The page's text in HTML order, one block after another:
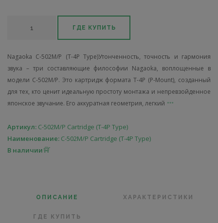
ГДЕ КУПИТЬ
Nagaoka C-502M/P (T-4P Type)Утонченность, точность и гармония
звука – три составляющие философии Nagaoka, воплощенные в
модели C-502M/P. Это картридж формата T-4P (P-Mount), созданный
для тех, кто ценит идеальную простоту монтажа и непревзойденное
японское звучание. Его аккуратная геометрия, легкий
Артикул: C-502M/P Cartridge (T-4P Type)
Наименование: C-502M/P Cartridge (T-4P Type)
В наличии
ОПИСАНИЕ ХАРАКТЕРИСТИКИ
ГДЕ КУПИТЬ